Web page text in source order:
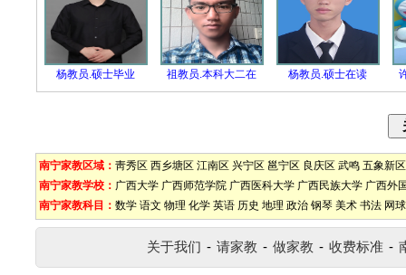
杨教员.硕士毕业 祖教员.本科大二在 杨教员.硕士在读
南宁家教区域： 靑秀区 西乡塘区 江南区 兴宁区 邕宁区 良庆区 武鸣 五象新区
南宁家教学校： 广西大学 广西师范学院 广西医科大学 广西民族大学 广西外
南宁家教科目： 数学 语文 物理 化学 英语 历史 地理 政治 钢琴 美术 书法 网球
关于我们 - 请家教 - 做家教 - 收费标准 -